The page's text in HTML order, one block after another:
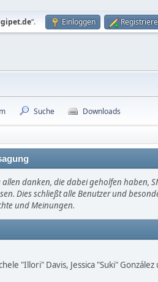
“. Einloggen
Suche Downloads
danken, die dabei geholfen haben,
Dies schließt alle Benutzer und
und Meinungen.
"Illori" Davis, Jessica "Suki"